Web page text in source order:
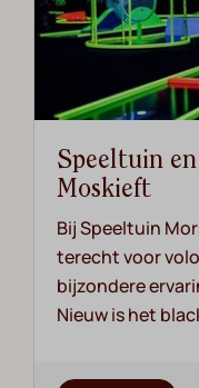
Speeltuin
Moskieft
Bij Speeltuin
terecht voor
bijzondere
Nieuw is het